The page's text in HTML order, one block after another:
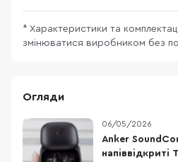
* Характеристики та
змінюватися виробником без
Огляди
06/05/2026
Anker
напіввідкриті